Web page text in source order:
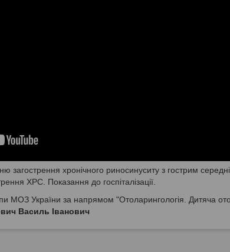
загострення хронічного риносинуситу з гострим
ХРС. Показання до госпіталізації.
МОЗ України за напрямом "Отоларингологія. Дитяча
Василь Іванович